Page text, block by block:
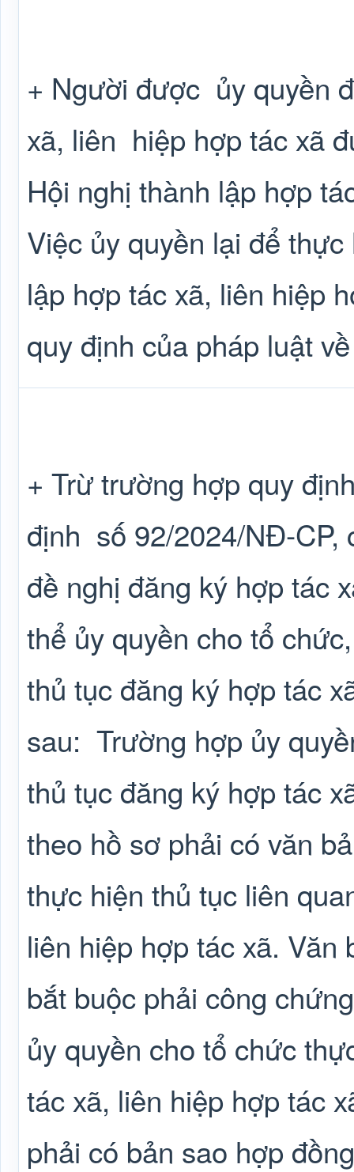
+ Người được ủy quyền
xã, liên hiệp hợp tác xã
Hội nghị thành lập hợp
Việc ủy quyền lại để
lập hợp tác xã, liên hiệp
quy định của pháp luật
+ Trừ trường hợp quy
định số 92/2024/NĐ-CP,
đề nghị đăng ký hợp tác
thể ủy quyền cho tổ
thủ tục đăng ký hợp tác
sau: Trường hợp ủy
thủ tục đăng ký hợp tác
theo hồ sơ phải có văn
thực hiện thủ tục liên
liên hiệp hợp tác xã. Văn
bắt buộc phải công
ủy quyền cho tổ chức
tác xã, liên hiệp hợp tác
phải có bản sao hợp